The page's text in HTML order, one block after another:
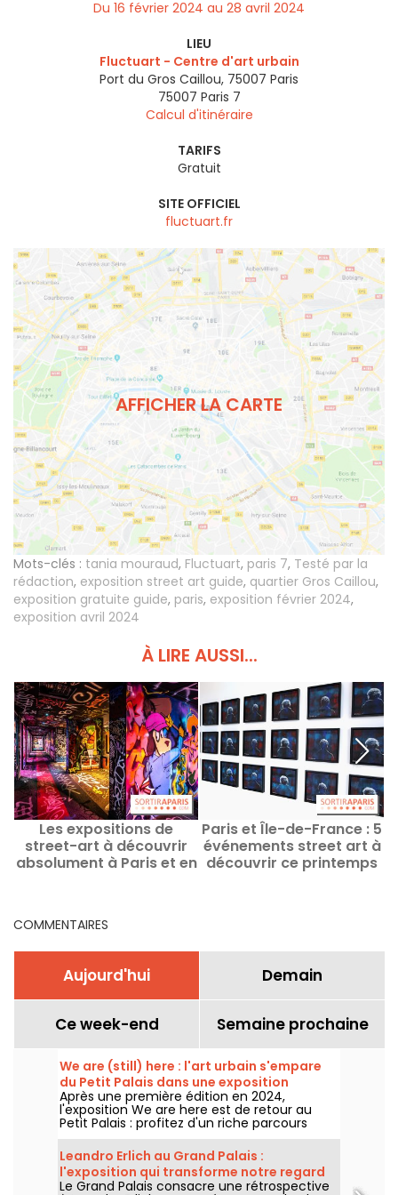
Du 16 février 2024 au 28 avril 2024
LIEU
Fluctuart - Centre d'art urbain
Port du Gros Caillou, 75007 Paris
75007 Paris 7
Calcul d'itinéraire
TARIFS
Gratuit
SITE OFFICIEL
fluctuart.fr
AFFICHER LA CARTE
Mots-clés : tania mouraud, Fluctuart, paris 7, Testé par la
rédaction, exposition street art guide, quartier Gros Caillou,
exposition gratuite guide, paris, exposition février 2024,
exposition avril 2024
À LIRE AUSSI...
Les expositions de
street-art à découvrir
absolument à Paris et en
Paris et Île-de-France : 5
événements street art à
découvrir ce printemps
COMMENTAIRES
Aujourd'hui Demain
Ce week-end Semaine prochaine
We are (still) here : l'art urbain s'empare
du Petit Palais dans une exposition
gratuite cet été
Après une première édition en 2024,
l'exposition We are here est de retour au
Petit Palais : profitez d'un riche parcours
d'art urbain en plein cœur du musée des
Beaux-Arts. L'exposition est visible
gratuitement du 20 juin au 20 septembre
2026.
Leandro Erlich au Grand Palais :
l'exposition qui transforme notre regard
sur le réel - nos photos
Le Grand Palais consacre une rétrospective